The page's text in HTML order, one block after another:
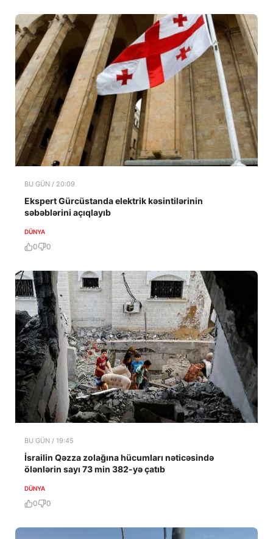
BU GÜN / 20:09
Ekspert Gürcüstanda elektrik kəsintilərinin
səbəblərini açıqlayıb
DÜNYA
0 0
BU GÜN / 19:45
İsrailin Qəzza zolağına hücumları nəticəsində
ölənlərin sayı 73 min 382-yə çatıb
DÜNYA
0 0